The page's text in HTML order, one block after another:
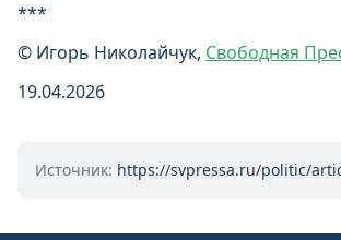
***
© Игорь Николайчук, Свободная
19.04.2026
Источник: https://svpressa.ru/politic/